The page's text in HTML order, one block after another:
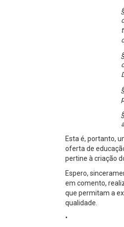
Esta é, portanto,
oferta de
pertine à criação
Espero,
em comento,
que permitam a
qualidade.
•